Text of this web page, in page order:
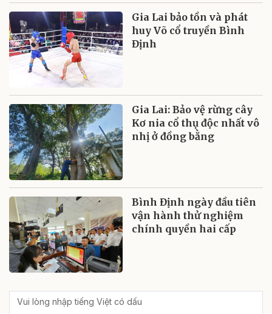
Gia Lai bảo tồn và phát
huy Võ cổ truyền Bình
Định
Gia Lai: Bảo vệ rừng cây
Kơ nia cổ thụ độc nhất vô
nhị ở đồng bằng
Bình Định ngày đầu tiên
vận hành thử nghiệm
chính quyền hai cấp